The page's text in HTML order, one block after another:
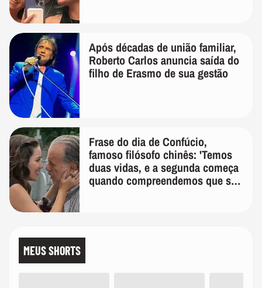
Após décadas de união familiar,
Roberto Carlos anuncia saída do
filho de Erasmo de sua gestão
Frase do dia de Confúcio,
famoso filósofo chinês: 'Temos
duas vidas, e a segunda começa
quando compreendemos que só
MEUS SHORTS